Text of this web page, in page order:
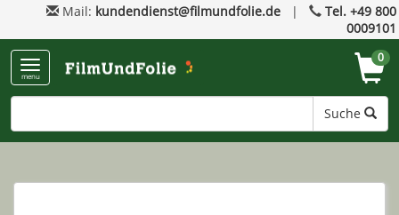
Mail: kundendienst@filmundfolie.de |
Tel. +49 800
0009101
menu
Suche
0